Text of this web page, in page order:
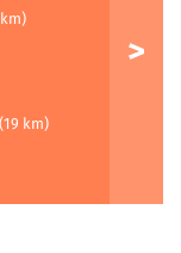
(19 km)